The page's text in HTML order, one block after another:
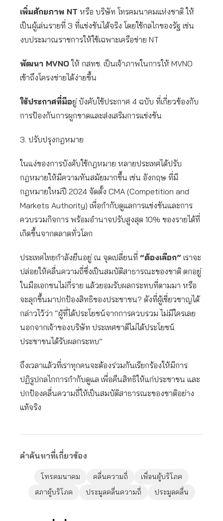
เพิ่มศักยภาพ NT หรือ บริษัท โทรคมนาคมแห่งชาติ ให้
เป็นผู้เล่นรายที่ 3 ที่แข่งขันได้จริง โดยใช้กลไกของรัฐ เช่น
งบประมาณราชการให้ใช้เฉพาะเครือข่าย NT
พัฒนา MVNOให้ กสทช. เป็นเจ้าภาพในการให้ MVNO
เข้าถึงโครงข่ายได้ง่ายขึ้น
ใช้ประกาศที่มีอยู่ บังคับใช้ประกาศ 4 ฉบับ ที่เกี่ยวข้องกับ
การป้องกันการผูกขาดและส่งเสริมการแข่งขัน
3. ปรับปรุงกฎหมาย
ในแง่ของการบังคับใช้กฎหมาย หลายประเทศได้ปรับ
กฎหมายให้มีความทันสมัยมากขึ้น เช่น อังกฤษ ที่มี
กฎหมายใหม่ปี 2024 จัดตั้ง CMA (Competition and
Markets Authority) เพื่อกำกับดูแลการแข่งขันและการ
ควบรวมกิจการ พร้อมอำนาจปรับสูงสุด 10% ของรายได้ที่
เกิดขึ้นจากตลาดทั่วโลก
ประเทศไทยกำลังยืนอยู่ ณ จุดเปลี่ยนที่ “ต้องเลือก” เราจะ
ปล่อยให้คลื่นความถี่ซึ่งเป็นสมบัติสาธารณะของชาติ ตกอยู่
ในมือเอกชนไม่กี่ราย แล้วยอมรับผลกระทบที่ตามมา หรือ
จะลุกขึ้นมาปกป้องสิทธิของประชาชน? ดังที่ผู้เชี่ยวชาญได้
กล่าวไว้ว่า “ผู้ที่ได้ประโยชน์จากการควบรวม ไม่มีใครเลย
นอกจากเจ้าของบริษัท ประเทศชาติไม่ได้ประโยชน์
ประชาชนได้รับผลกระทบ”
ถึงเวลาแล้วที่เราทุกคนจะต้องร่วมกันเรียกร้องให้มีการ
ปฏิรูปกลไกการกำกับดูแล เพื่อคืนสิทธิให้แก่ประชาชน และ
ปกป้องคลื่นความถี่ให้เป็นสมบัติสาธารณะของชาติอย่าง
แท้จริง
คำค้นหาที่เกี่ยวข้อง
โทรคมนาคม คลื่นความถี่
เพื่อนผู้บริโภค
สภาผู้บริโภค
ประมูลคลื่นความถี่ ประมูลคลื่น